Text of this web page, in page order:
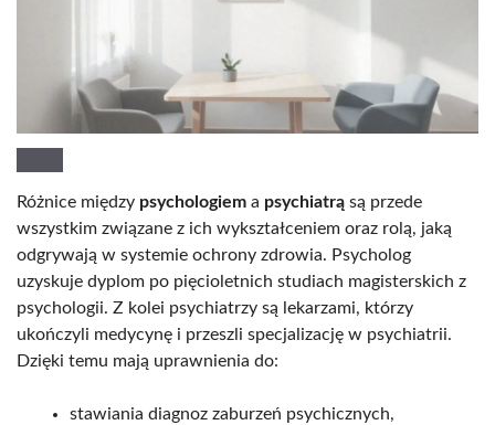
Różnice między psychologiem a psychiatrą są przede
wszystkim związane z ich wykształceniem oraz rolą, jaką
odgrywają w systemie ochrony zdrowia. Psycholog
uzyskuje dyplom po pięcioletnich studiach magisterskich z
psychologii. Z kolei psychiatrzy są lekarzami, którzy
ukończyli medycynę i przeszli specjalizację w psychiatrii.
Dzięki temu mają uprawnienia do:
stawiania diagnoz zaburzeń psychicznych,